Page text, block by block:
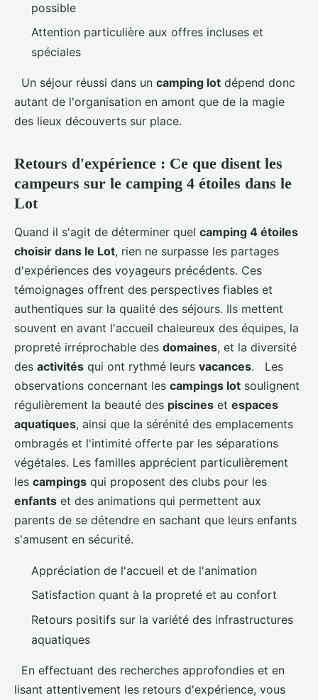
possible
Attention particulière aux offres incluses et
spéciales
Un séjour réussi dans un camping lot dépend donc
autant de l'organisation en amont que de la magie
des lieux découverts sur place.
Retours d'expérience : Ce que disent les
campeurs sur le camping 4 étoiles dans le
Lot
Quand il s'agit de déterminer quel camping 4 étoiles
choisir dans le Lot, rien ne surpasse les partages
d'expériences des voyageurs précédents. Ces
témoignages offrent des perspectives fiables et
authentiques sur la qualité des séjours. Ils mettent
souvent en avant l'accueil chaleureux des équipes, la
propreté irréprochable des domaines, et la diversité
des activités qui ont rythmé leurs vacances. Les
observations concernant les campings lot soulignent
régulièrement la beauté des piscines et espaces
aquatiques, ainsi que la sérénité des emplacements
ombragés et l'intimité offerte par les séparations
végétales. Les familles apprécient particulièrement
les campings qui proposent des clubs pour les
enfants et des animations qui permettent aux
parents de se détendre en sachant que leurs enfants
s'amusent en sécurité.
Appréciation de l'accueil et de l'animation
Satisfaction quant à la propreté et au confort
Retours positifs sur la variété des infrastructures
aquatiques
En effectuant des recherches approfondies et en
lisant attentivement les retours d'expérience, vous